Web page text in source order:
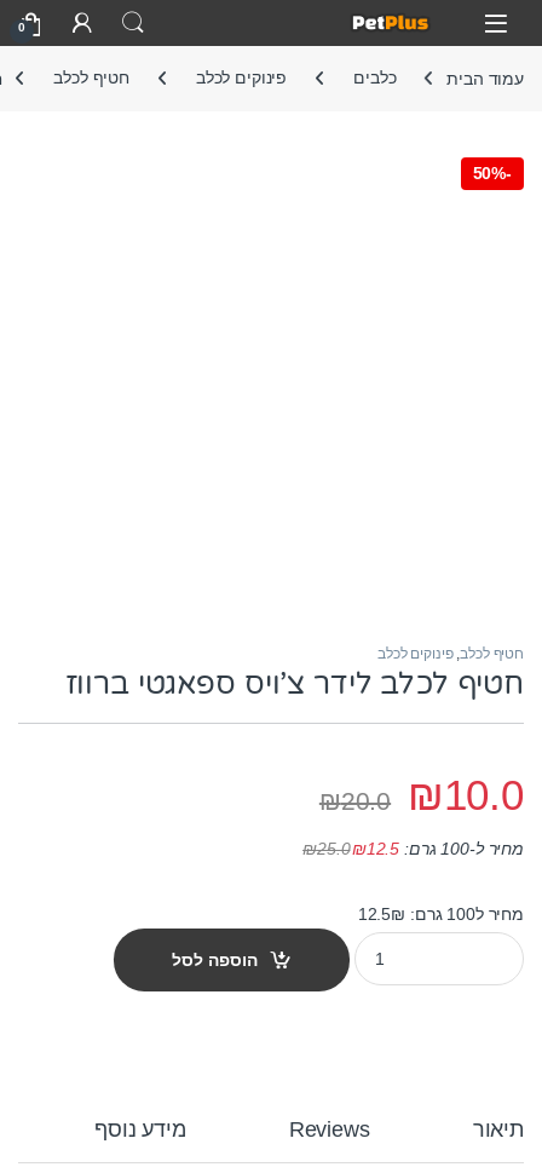
Skip to navigation
Skip to content
Open
0
עמוד הבית כלבים פינוקים לכלב חטיף לכלב
-
50%
חטיף לכלב,פינוקים לכלב
חטיף לכלב לידר צ’ויס ספאגטי ברווז
₪10.0
₪20.0
מחיר ל-100 גרם: ₪25.0₪12.5
מחיר ל100 גרם: 12.5₪
חטיף לכלב לידר צ'ויס ספאגטי ברווז quantity
הוספה לסל
תיאור Reviews מידע נוסף